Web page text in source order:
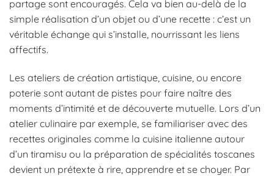
partage sont encouragés. Cela va bien au-delà de la
simple réalisation d’un objet ou d’une recette : c’est un
véritable échange qui s’installe, nourrissant les liens
affectifs.
Les ateliers de création artistique, cuisine, ou encore
poterie sont autant de pistes pour faire naître des
moments d’intimité et de découverte mutuelle. Lors d’un
atelier culinaire par exemple, se familiariser avec des
recettes originales comme la cuisine italienne autour
d’un tiramisu ou la préparation de spécialités toscanes
devient un prétexte à rire, apprendre et se choyer. Par